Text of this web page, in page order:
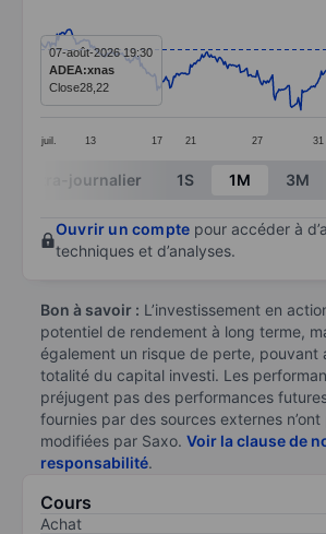
Line chart with 295 data points.
The chart has 1 X axis displaying
The chart has 1 Y axis
juil. 13 17 21 27 31
07-août-2026 19:30
ADEA:xnas
Close28,22
End of interactive chart.
Intra-journalier 1S 1M 3M
Ouvrir un compte pour accéder à
techniques et d’analyses.
Bon à savoir : L’investissement en
potentiel de rendement à long terme,
également un risque de perte, pouvant
totalité du capital investi. Les
préjugent pas des performances
fournies par des sources externes
modifiées par Saxo. Voir la clause de
responsabilité.
Cours
Achat